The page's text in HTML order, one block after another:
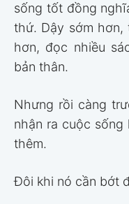
sống tốt đồng
thứ. Dậy sớm hơn,
hơn, đọc nhiều
bản thân.
Nhưng rồi càng
nhận ra cuộc
thêm.
Đôi khi nó cần bớt